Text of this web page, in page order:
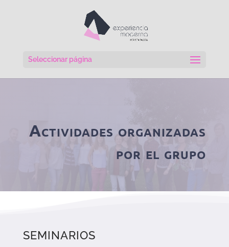
Seleccionar página
Actividades organizadas
por el grupo
SEMINARIOS